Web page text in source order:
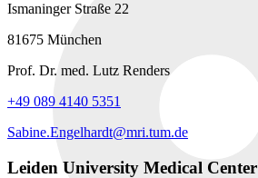
Ismaninger Straße 22
81675 München
Prof. Dr. med. Lutz Renders
+49 089 4140 5351
Sabine.Engelhardt@mri.tum.de
Leiden University Medical Center